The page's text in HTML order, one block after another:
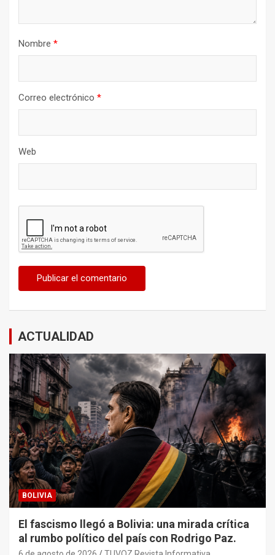
Nombre *
Correo electrónico *
Web
ACTUALIDAD
BOLIVIA
El fascismo llegó a Bolivia: una mirada crítica
al rumbo político del país con Rodrigo Paz.